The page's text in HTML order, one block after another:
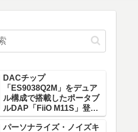
DACチップ
「ES9038Q2M」をデュア
ル構成で搭載したポータブ
ルDAP「FiiO M11S」登
場！
パーソナライズ・ノイズキ